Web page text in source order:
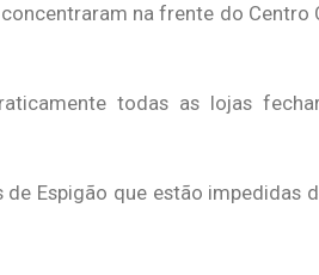
na frente do Centro
todas as lojas
Espigão que estão impedidas